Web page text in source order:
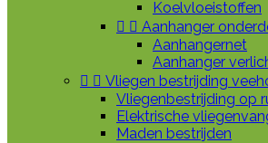
Koelvloeistoffen
  Aanhanger
Aanhangernet
Aanhanger
  Vliegen bestrijding
Vliegenbestrijding op
Elektrische
Maden bestrijden